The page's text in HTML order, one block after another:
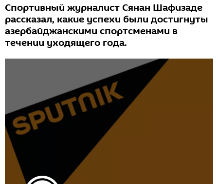
Спортивный журналист Сянан Шафизаде
рассказал, какие успехи были достигнуты
азербайджанскими спортсменами в
течении уходящего года.